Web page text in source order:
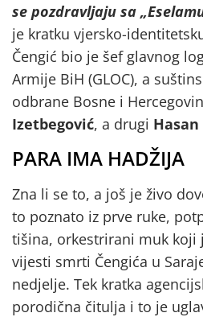
se pozdravljaju sa
je kratku vjersko-
Čengić bio je šef glavnog
Armije BiH (GLOC), a
odbrane Bosne i
Izetbegović, a drugi Hasan
PARA IMA HADŽIJA
Zna li se to, a još je živo
to poznato iz prve ruke,
tišina, orkestrirani muk koji
vijesti smrti Čengića u
nedjelje. Tek kratka
porodična čitulja i to je